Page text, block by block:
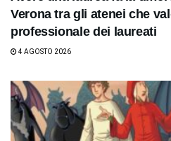
Verona tra gli atenei che
professionale dei laureati
4 AGOSTO 2026